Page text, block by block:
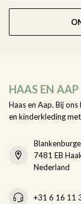
HAAS EN AAP
Haas en Aap. Bij
en kinderkleding
7481 EB
Nederland
+31 6 16 11